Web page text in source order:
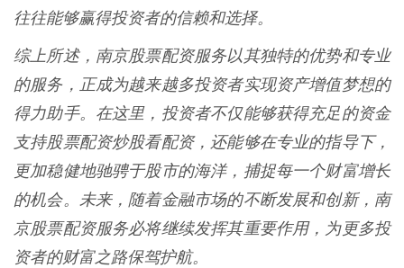
往往能够赢得投资者的信赖和选择。
综上所述，南京股票配资服务以其独特的优势和专业
的服务，正成为越来越多投资者实现资产增值梦想的
得力助手。在这里，投资者不仅能够获得充足的资金
支持股票配资炒股看配资，还能够在专业的指导下，
更加稳健地驰骋于股市的海洋，捕捉每一个财富增长
的机会。未来，随着金融市场的不断发展和创新，南
京股票配资服务必将继续发挥其重要作用，为更多投
资者的财富之路保驾护航。